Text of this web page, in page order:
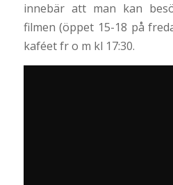
innebär att man kan
filmen (öppet 15-18 på
kaféet fr o m kl 17:30.